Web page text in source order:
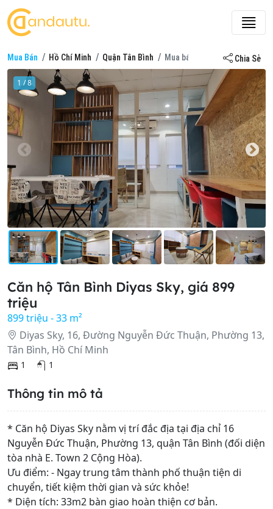
Mua Bán Hồ Chí Minh Quận Tân Bình Mua bán căn hộ, chung cư ở
Chia Sẻ
1 / 8
Căn hộ Tân Bình Diyas Sky, giá 899
triệu
899 triệu - 33 m²
Diyas Sky, 16, Đường Nguyễn Đức Thuận, Phường 13,
Tân Bình, Hồ Chí Minh
1 1
Thông tin mô tả
* Căn hộ Diyas Sky nằm vị trí đắc địa tại địa chỉ 16
Nguyễn Đức Thuận, Phường 13, quận Tân Bình (đối diện
tòa nhà E. Town 2 Cộng Hòa).
Ưu điểm: - Ngay trung tâm thành phố thuận tiện di
chuyển, tiết kiệm thời gian và sức khỏe!
* Diện tích: 33m2 bàn giao hoàn thiện cơ bản.